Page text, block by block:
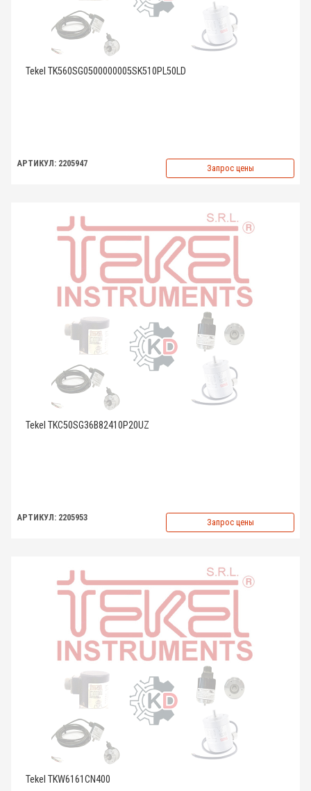
Tekel TK560SG0500000005SK510PL50LD
АРТИКУЛ: 2205947 Запрос цены
Tekel TKC50SG36B82410P20UZ
АРТИКУЛ: 2205953 Запрос цены
Tekel TKW6161CN400